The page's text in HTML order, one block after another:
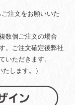
注文をお願いいた
数個ご注文の場合
。ご注文確定後弊社
いただきます。
します。）